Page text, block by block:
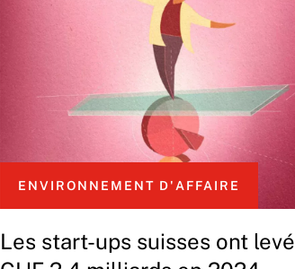
ENVIRONNEMENT D'AFFAIRE
Les start-ups suisses ont levé